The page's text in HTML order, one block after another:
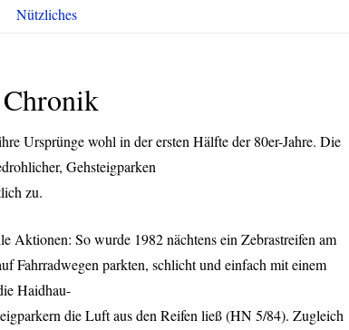
Nützliches
Ursprünge wohl in der ersten Hälfte der 80er-Jahre. Die
Gehsteigparken
zu.
Aktionen: So wurde 1982 nächtens ein Zebrastreifen am
Fahrradwegen parkten, schlicht und einfach mit einem
Haidhau-
die Luft aus den Reifen ließ (HN 5/84). Zugleich